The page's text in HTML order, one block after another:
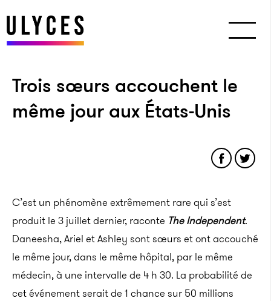
Trois sœurs accouchent le
même jour aux États-Unis
C’est un phénomène extrêmement rare qui s’est
produit le 3 juillet dernier, raconte The Independent.
Daneesha, Ariel et Ashley sont sœurs et ont accouché
le même jour, dans le même hôpital, par le même
médecin, à une intervalle de 4 h 30. La probabilité de
cet événement serait de 1 chance sur 50 millions